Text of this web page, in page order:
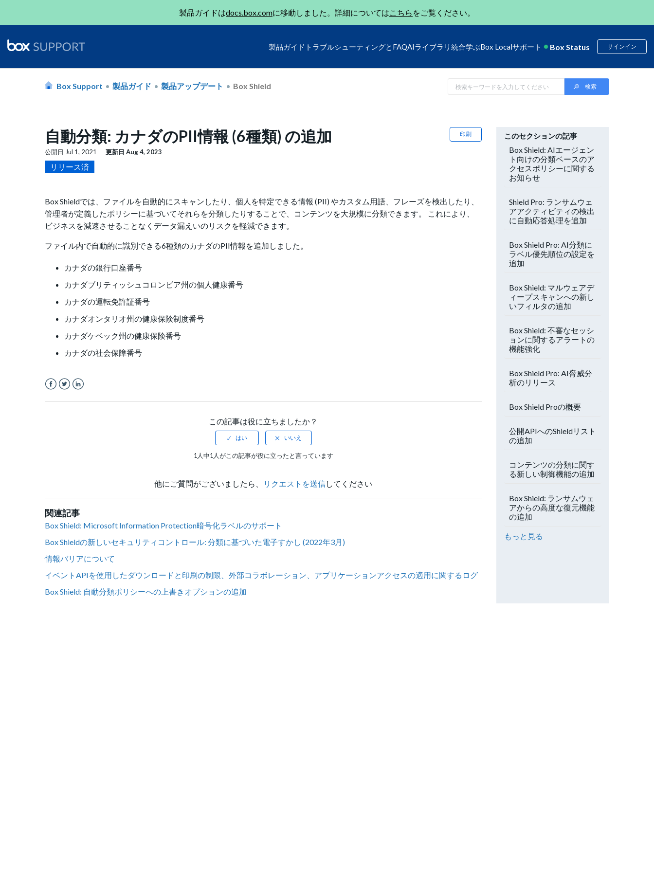
製品ガイドはdocs.box.comに移動しました。詳細についてはこちら をご覧ください。
製品ガイド トラブルシューティングとFAQAIライブラリ 統合学ぶBox Localサポート Box Status サインイン
Box Support 製品ガイド 製品アップデート Box Shield
印刷
自動分類: カナダのPII情報 (6種類) の追加
公開日 Jul 1, 2021 更新日 Aug 4, 2023
リリース済
Box Shieldでは、ファイルを自動的にスキャンしたり、個人を特定できる情報 (PII) やカスタム用語、フレーズを検出したり、
管理者が定義したポリシーに基づいてそれらを分類したりすることで、コンテンツを大規模に分類できます。 これにより、
ビジネスを減速させることなくデータ漏えいのリスクを軽減できます。
ファイル内で自動的に識別できる6種類のカナダのPII情報を追加しました。
カナダの銀行口座番号
カナダブリティッシュコロンビア州の個人健康番号
カナダの運転免許証番号
カナダオンタリオ州の健康保険制度番号
カナダケベック州の健康保険番号
カナダの社会保障番号
この記事は役に立ちましたか？
1人中1人がこの記事が役に立ったと言っています
他にご質問がございましたら、 リクエストを送信してください
関連記事
Box Shield: Microsoft Information Protection暗号化ラベルのサポート
Box Shieldの新しいセキュリティコントロール: 分類に基づいた電子すかし (2022年3月)
情報バリアについて
イベントAPIを使用したダウンロードと印刷の制限、外部コラボレーション、アプリケーションアクセスの適用に関するログ
Box Shield: 自動分類ポリシーへの上書きオプションの追加
このセクションの記事
Box Shield: AIエージェン
ト向けの分類ベースのア
クセスポリシーに関する
お知らせ
Shield Pro: ランサムウェ
アアクティビティの検出
に自動応答処理を追加
Box Shield Pro: AI分類に
ラベル優先順位の設定を
追加
Box Shield: マルウェアデ
ィープスキャンへの新し
いフィルタの追加
Box Shield: 不審なセッシ
ョンに関するアラートの
機能強化
Box Shield Pro: AI脅威分
析のリリース
Box Shield Proの概要
公開APIへのShieldリスト
の追加
コンテンツの分類に関す
る新しい制御機能の追加
Box Shield: ランサムウェ
アからの高度な復元機能
の追加
もっと見る